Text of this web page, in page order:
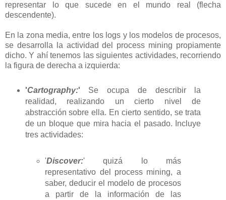
representar lo que sucede en el mundo real (flecha
descendente).
En la zona media, entre los logs y los modelos de procesos,
se desarrolla la actividad del process mining propiamente
dicho. Y ahí tenemos las siguientes actividades, recorriendo
la figura de derecha a izquierda:
'Cartography:' Se ocupa de describir la
realidad, realizando un cierto nivel de
abstracción sobre ella. En cierto sentido, se trata
de un bloque que mira hacia el pasado. Incluye
tres actividades:
'Discover:' quizá lo más
representativo del process mining, a
saber, deducir el modelo de procesos
a partir de la información de las